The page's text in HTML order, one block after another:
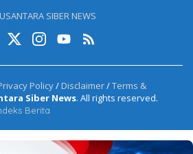
Policy/Disclaimer/Terms &
Siber News. All rights reserved.
Berita